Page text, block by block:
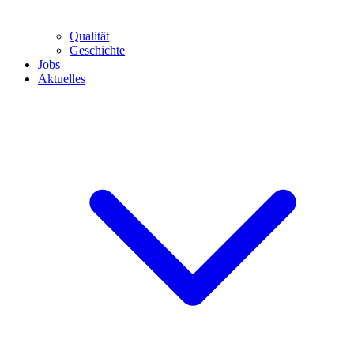
Qualität
Geschichte
Jobs
Aktuelles